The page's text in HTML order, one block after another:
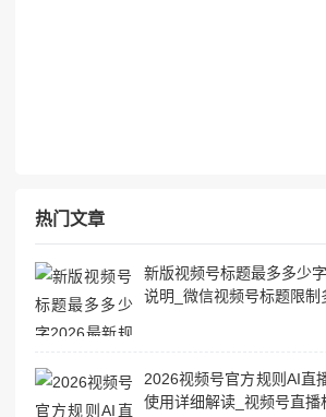
热门文章
新版视频号标题最多多少
说明_微信视频号标题限制
2026视频号官方规则AI直
使用详细解读_视频号直播